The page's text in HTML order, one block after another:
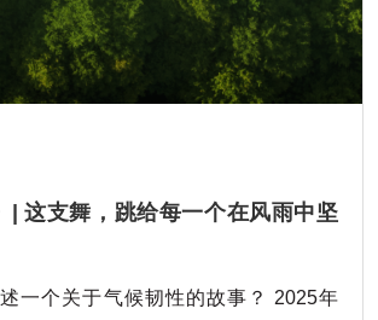
| 这支舞，跳给每一个在风雨中坚
一个关于气候韧性的故事？ 2025年